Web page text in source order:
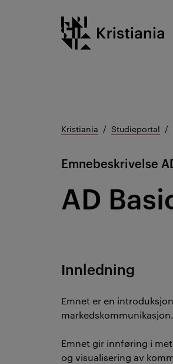
Kristiania logo
Kristiania Studieportal
Emnebeskrivelse
AD
Innledning
Emnet er en
markedskommunikasjon.
Emnet gir innføring i
og visualisering av